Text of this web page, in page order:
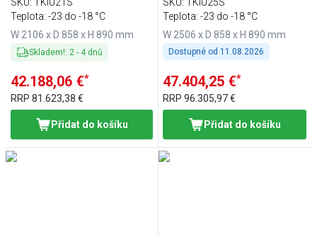
Teplota: -23 do -18 °C
W 2106 x D 858 x H 890 mm
Skladem!: 2- 4 dnů
42.188,06 €*
RRP 81.623,38 €
Přidat do košíku
Teplota: -23 do -18 °C
W 2506 x D 858 x H 890 mm
Dostupné od 11.08.2026
47.404,25 €*
RRP96.305,97 €
Přidat do košíku